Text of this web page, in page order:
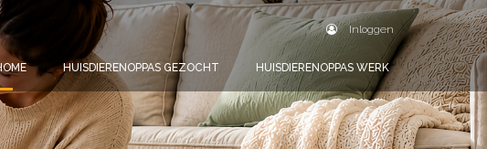
Inloggen
HUISDIERENOPPAS GEZOCHT HUISDIERENOPPAS WERK